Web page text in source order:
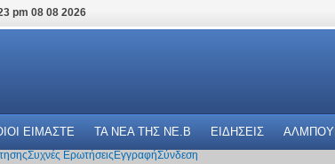
pm 08 08 2026
ΕΙΜΑΣΤΕ ΤΑ ΝΕΑ THΣ NE.B ΕΙΔΗΣΕΙΣ
Συχνές Ερωτήσεις ΕγγραφήΣύνδεση